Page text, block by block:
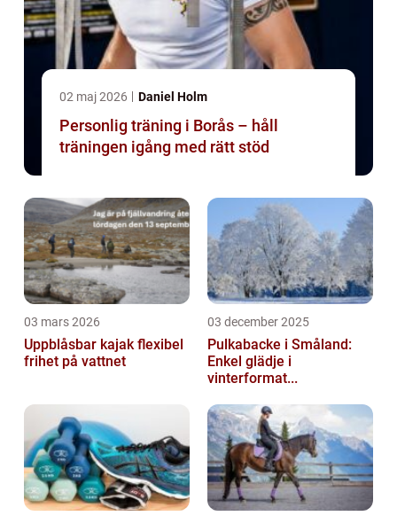
02 maj 2026 Daniel Holm
Personlig träning i Borås – håll
träningen igång med rätt stöd
03 mars 2026
Uppblåsbar kajak flexibel
frihet på vattnet
03 december 2025
Pulkabacke i Småland:
Enkel glädje i
vinterformat...